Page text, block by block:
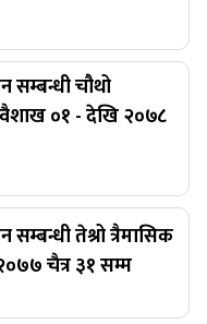
सम्बन्धी चौथो
वैशाख ०१ - देखि २०७८
तेश्रो त्रैमासिक
चैत्र ३१ सम्म